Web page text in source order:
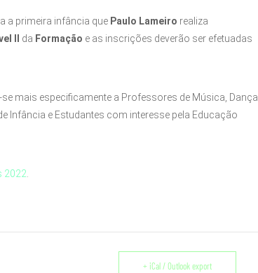
a primeira infância que Paulo Lameiro realiza
II da Formação e as inscrições deverão ser efetuadas
mais especificamente a Professores de Música, Dança
Infância e Estudantes com interesse pela Educação
2022.
+ iCal / Outlook export